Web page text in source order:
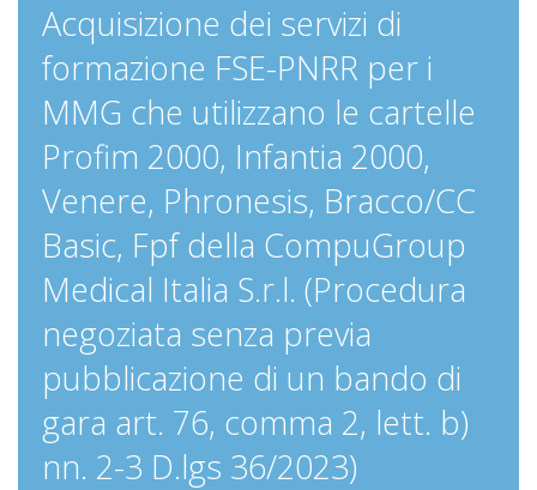
Acquisizione dei servizi di
formazione FSE-PNRR per i
MMG che utilizzano le cartelle
Profim 2000, Infantia 2000,
Venere, Phronesis, Bracco/CC
Basic, Fpf della CompuGroup
Medical Italia S.r.l. (Procedura
negoziata senza previa
pubblicazione di un bando di
gara art. 76, comma 2, lett. b)
nn. 2-3 D.lgs 36/2023)